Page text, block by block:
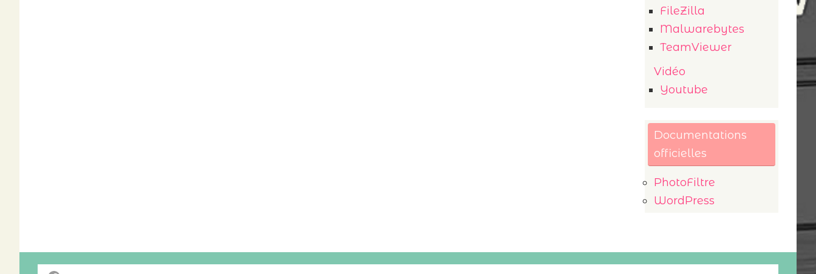
FileZilla
Malwarebytes
TeamViewer
Vidéo
Youtube
Documentations
officielles
PhotoFiltre
WordPress